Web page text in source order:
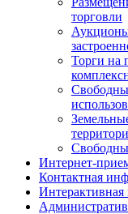
торговли
Аукционы
Торги на
Интернет-
Контактная
Интерактивная